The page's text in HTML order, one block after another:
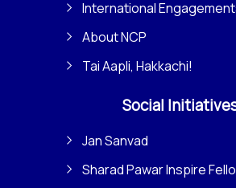
International
About NCP
Tai Aapli, Hakkachi!
Social
Jan Sanvad
Sharad Pawar Inspire